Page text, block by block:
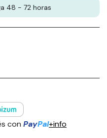
48 - 72 horas
incluidos en tu lista
con PayPal+info